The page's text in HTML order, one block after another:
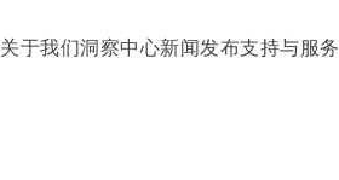
关于我们洞察中心新闻发布支持与服务